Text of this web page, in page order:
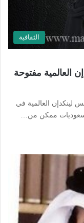
الثقافية
العالمية مفتوحة
لينكدإن العالمية في
ممكن من…